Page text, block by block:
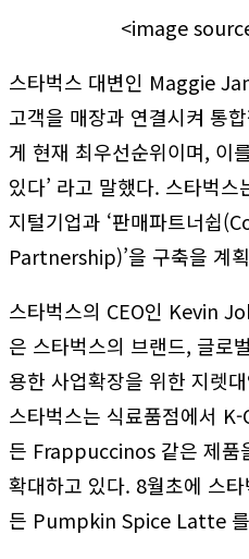
<image
스타벅스 대변인 Maggie
고객을 매장과 연결시켜 통
게 현재 최우선순위이며, 이
있다’ 라고 말했다. 스타벅
지털기업과 ‘판매파트너쉽
Partnership)’을 구축을 계
스타벅스의 CEO인 Kevin
은 스타벅스의 브랜드, 글로
용한 사업확장을 위한 지렛
스타벅스는 식료품점에서
든 Frappuccinos 같은 제품
확대하고 있다. 8월초에 스
든 Pumpkin Spice Latte 를